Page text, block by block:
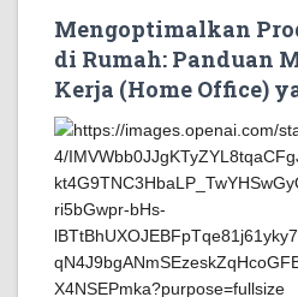
Mengoptimalkan
di Rumah: Panduan
Kerja (Home Office)